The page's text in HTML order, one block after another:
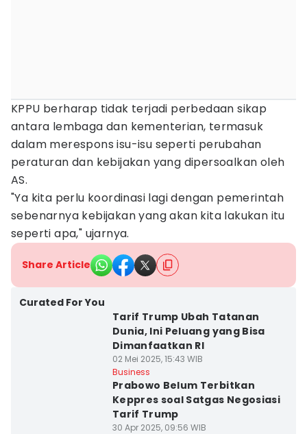
KPPU berharap tidak terjadi perbedaan sikap
antara lembaga dan kementerian, termasuk
dalam merespons isu-isu seperti perubahan
peraturan dan kebijakan yang dipersoalkan oleh
AS.
"Ya kita perlu koordinasi lagi dengan pemerintah
sebenarnya kebijakan yang akan kita lakukan itu
seperti apa," ujarnya.
Share Article
Curated For You
Tarif Trump Ubah Tatanan
Dunia, Ini Peluang yang Bisa
Dimanfaatkan RI
02 Mei 2025, 15:43 WIB
Business
Prabowo Belum Terbitkan
Keppres soal Satgas Negosiasi
Tarif Trump
30 Apr 2025, 09:56 WIB